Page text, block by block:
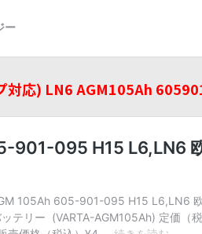
応) LN6 AGM105Ah